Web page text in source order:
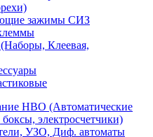
зажимы СИЗ
Клеевая,
НВО (Автоматические
электросчетчики)
УЗО, Диф. автоматы